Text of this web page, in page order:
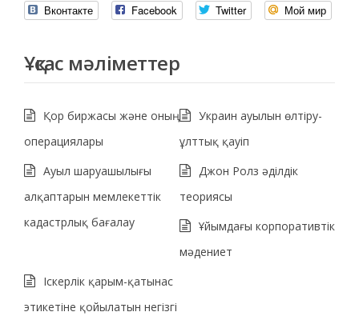
Вконтакте Facebook Twitter Мой мир
Ұқсас мәліметтер
Қор биржасы және оның
операциялары
Украин ауылын өлтіру-
ұлттық қауіп
Ауыл шаруашылығы
алқаптарын мемлекеттік
кадастрлық бағалау
Джон Ролз әділдік
теориясы
Ұйымдағы корпоративтік
мәдениет
Іскерлік қарым-қатынас
этикетіне қойылатын негізгі